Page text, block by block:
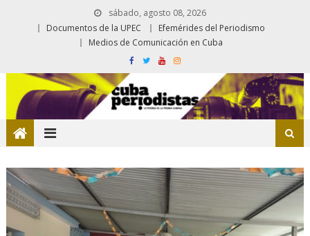
sábado, agosto 08, 2026
Documentos de la UPEC
Efemérides del Periodismo
Medios de Comunicación en Cuba